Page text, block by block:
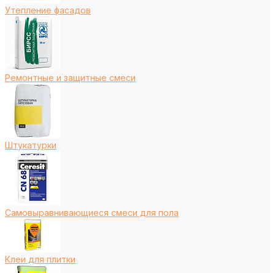
Утепление фасадов
Ремонтные и защитные смеси
Штукатурки
Самовыравнивающиеся смеси для пола
Клеи для плитки